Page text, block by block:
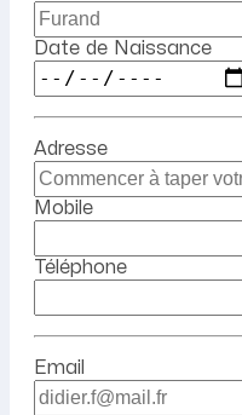
Date de Naissance
Adresse
Mobile
Téléphone
Email